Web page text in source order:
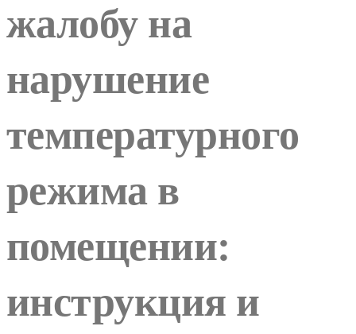
жалобу на
нарушение
температурного
режима в
помещении:
инструкция и